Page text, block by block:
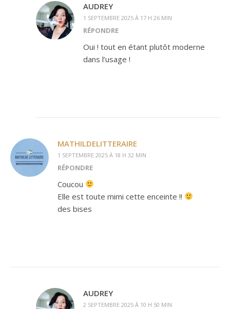
AUDREY
1 SEPTEMBRE 2025 À 17 H 26 MIN
RÉPONDRE
Oui ! tout en étant plutôt moderne
dans l’usage !
MATHILDELITTERAIRE
1 SEPTEMBRE 2025 À 18 H 32 MIN
RÉPONDRE
Coucou
Elle est toute mimi cette enceinte !!
des bises
AUDREY
2 SEPTEMBRE 2025 À 10 H 50 MIN